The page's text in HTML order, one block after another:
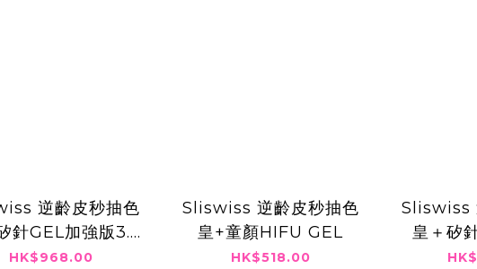
逆齡皮秒抽色
針GEL加強版3.0
版爆水GEL＋童顏
HK$968.00
Sliswiss 逆齡皮秒抽色
皇+童顏HIFU GEL
HK$518.00
Sliswiss
皇＋矽
3.0+童